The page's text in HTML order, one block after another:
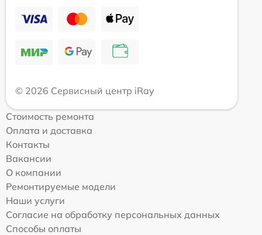
© 2026 Сервисный центр iRay
Стоимость ремонта
Оплата и доставка
Контакты
Вакансии
О компании
Ремонтируемые модели
Наши услуги
Согласие на обработку персональных данных
Способы оплаты